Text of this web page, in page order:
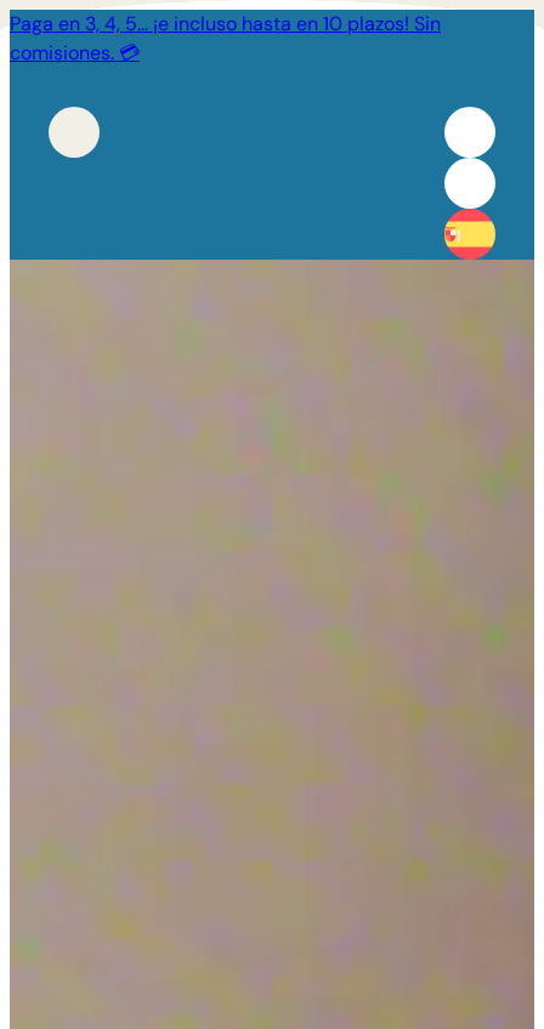
Paga en 3, 4, 5… ¡e incluso hasta en 10 plazos! Sin
comisiones. 💳